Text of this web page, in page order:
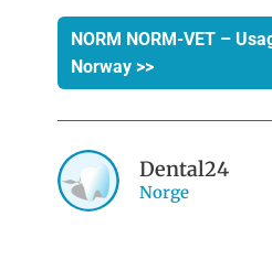
NORM NORM-VET –
Norway >>
Dental24
Norge